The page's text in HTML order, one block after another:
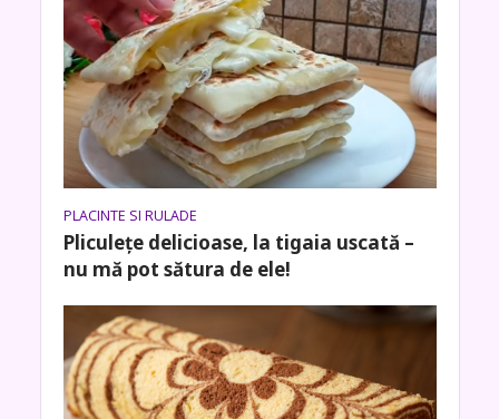
PLACINTE SI RULADE
Pliculețe delicioase, la tigaia uscată –
nu mă pot sătura de ele!